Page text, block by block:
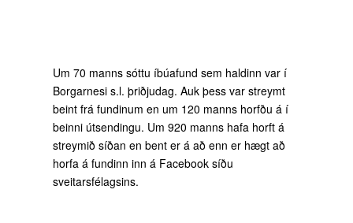
Um 70 manns sóttu íbúafund sem haldinn var í
Borgarnesi s.l. þriðjudag. Auk þess var streymt
beint frá fundinum en um 120 manns horfðu á í
beinni útsendingu. Um 920 manns hafa horft á
streymið síðan en bent er á að enn er hægt að
horfa á fundinn inn á Facebook síðu
sveitarsfélagsins.